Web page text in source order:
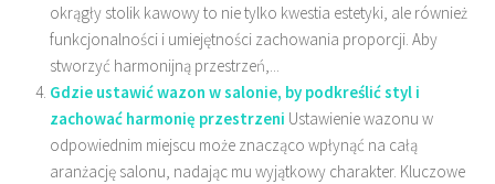
okrągły stolik kawowy to nie tylko kwestia estetyki, ale również
funkcjonalności i umiejętności zachowania proporcji. Aby
stworzyć harmonijną przestrzeń,...
Gdzie ustawić wazon w salonie, by podkreślić styl i
zachować harmonię przestrzeni Ustawienie wazonu w
odpowiednim miejscu może znacząco wpłynąć na całą
aranżację salonu, nadając mu wyjątkowy charakter. Kluczowe